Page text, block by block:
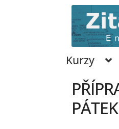
Přeskočit
na
navigaci
Přejít
k
obsahu
webu
Kurzy
PÁTEK